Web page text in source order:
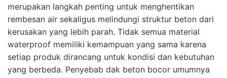
merupakan langkah penting untuk menghentikan
rembesan air sekaligus melindungi struktur beton dari
kerusakan yang lebih parah. Tidak semua material
waterproof memiliki kemampuan yang sama karena
setiap produk dirancang untuk kondisi dan kebutuhan
yang berbeda. Penyebab dak beton bocor umumnya